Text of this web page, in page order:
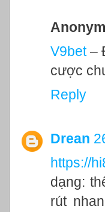
V9bet–
cược
Reply
Drean
https://
dạng:
rút